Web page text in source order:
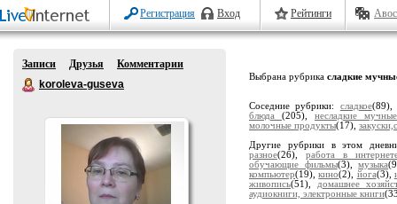
Регистрация Вход Рейтинги
Записи Друзья
Комментарии
koroleva-guseva
Выбрана рубрика сладкие
Соседние рубрики: сладкое
блюда (205), несладкие
молочные продукты(17),
Другие рубрики в этом
разное(26),работа в
обучающие фильмы(3),музыка
компьютер(19),кино(2), йога(3),
живопись(51),
домашнее
аудиокниги, электронные книги